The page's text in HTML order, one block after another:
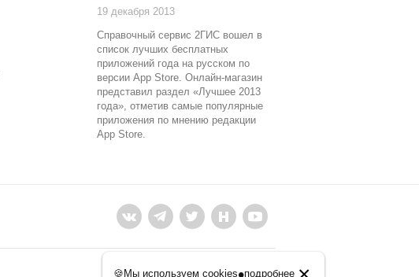
19 декабря 2013
Справочный сервис 2ГИС вошел в
список лучших бесплатных
приложений года на русском по
версии App Store. Онлайн-магазин
представил раздел «Лучшее 2013
года», отметив самые популярные
приложения по мнению редакции
App Store.
🍪Мы используем cookies подробнее